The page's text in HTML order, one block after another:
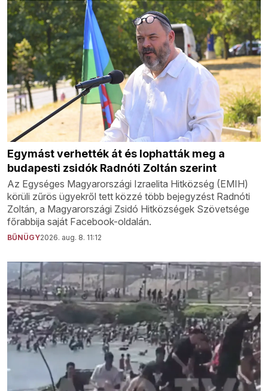
Egymást verhették át és lophatták meg a
budapesti zsidók Radnóti Zoltán szerint
Az Egységes Magyarországi Izraelita Hitközség (EMIH)
körüli zűrös ügyekről tett közzé több bejegyzést Radnóti
Zoltán, a Magyarországi Zsidó Hitközségek Szövetsége
főrabbija saját Facebook-oldalán.
BŰNÜGY2026. aug. 8. 11:12